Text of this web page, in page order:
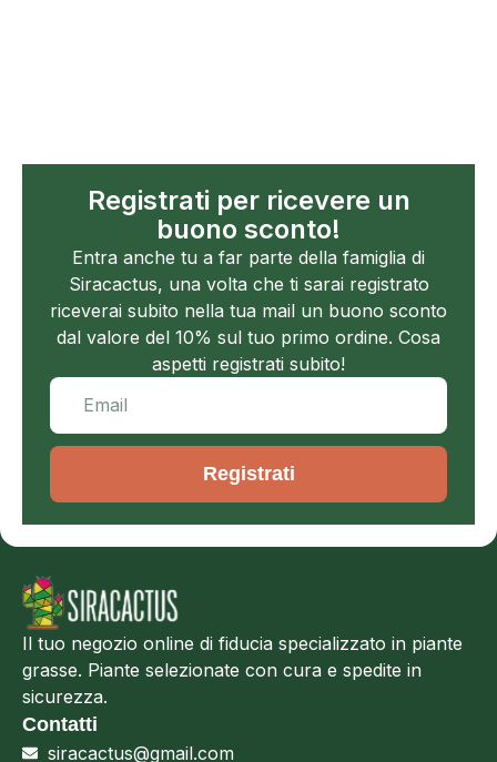
Registrati per ricevere un
buono sconto!
Entra anche tu a far parte della famiglia di
Siracactus, una volta che ti sarai registrato
riceverai subito nella tua mail un buono sconto
dal valore del 10% sul tuo primo ordine. Cosa
aspetti registrati subito!
Registrati
Il tuo negozio online di fiducia specializzato in piante
grasse. Piante selezionate con cura e spedite in
sicurezza.
Contatti
siracactus@gmail.com